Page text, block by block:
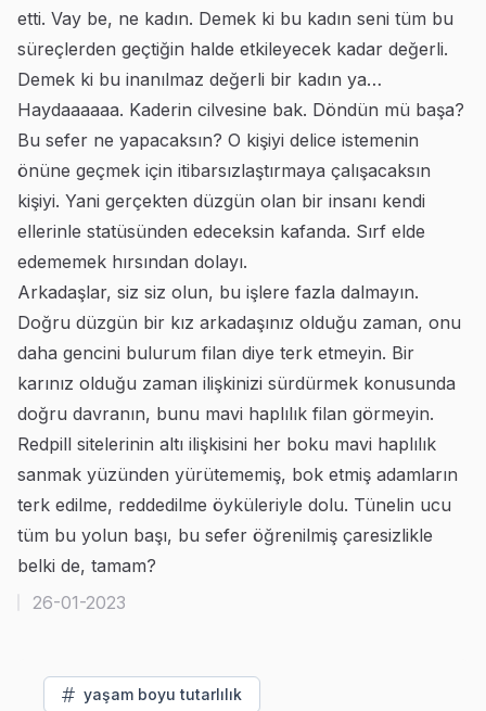
etti. Vay be, ne kadın. Demek ki bu kadın seni tüm bu
süreçlerden geçtiğin halde etkileyecek kadar değerli.
Demek ki bu inanılmaz değerli bir kadın ya…
Haydaaaaaa. Kaderin cilvesine bak. Döndün mü başa?
Bu sefer ne yapacaksın? O kişiyi delice istemenin
önüne geçmek için itibarsızlaştırmaya çalışacaksın
kişiyi. Yani gerçekten düzgün olan bir insanı kendi
ellerinle statüsünden edeceksin kafanda. Sırf elde
edememek hırsından dolayı.
Arkadaşlar, siz siz olun, bu işlere fazla dalmayın.
Doğru düzgün bir kız arkadaşınız olduğu zaman, onu
daha gencini bulurum filan diye terk etmeyin. Bir
karınız olduğu zaman ilişkinizi sürdürmek konusunda
doğru davranın, bunu mavi haplılık filan görmeyin.
Redpill sitelerinin altı ilişkisini her boku mavi haplılık
sanmak yüzünden yürütememiş, bok etmiş adamların
terk edilme, reddedilme öyküleriyle dolu. Tünelin ucu
tüm bu yolun başı, bu sefer öğrenilmiş çaresizlikle
belki de, tamam?
26-01-2023
yaşam boyu tutarlılık